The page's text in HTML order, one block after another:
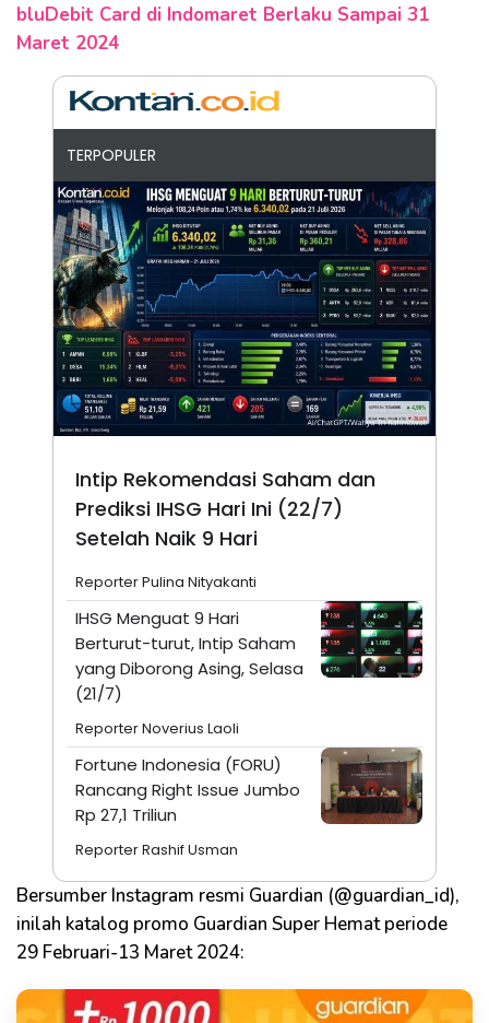
bluDebit Card di Indomaret Berlaku Sampai 31
Maret 2024
TERPOPULER
Intip Rekomendasi Saham dan
Prediksi IHSG Hari Ini (22/7)
Setelah Naik 9 Hari
Reporter Pulina Nityakanti
IHSG Menguat 9 Hari
Berturut-turut, Intip Saham
yang Diborong Asing, Selasa
(21/7)
Reporter Noverius Laoli
Fortune Indonesia (FORU)
Rancang Right Issue Jumbo
Rp 27,1 Triliun
Reporter Rashif Usman
Bersumber Instagram resmi Guardian (@guardian_id),
inilah katalog promo Guardian Super Hemat periode
29 Februari-13 Maret 2024: